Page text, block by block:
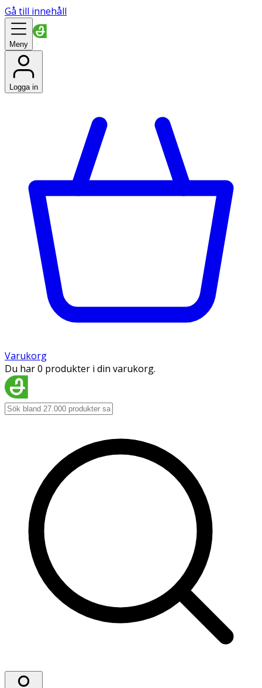
Gå till innehåll
Meny
Logga in
Varukorg
Du har 0 produkter i din varukorg.